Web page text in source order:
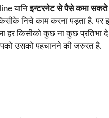
यानिइन्टरनेट से पैसे कमा सकते
निचे काम करना पड़ता है.
हर किसीको कुछ ना कुछ
उसको पहचानने की जरुरत है.